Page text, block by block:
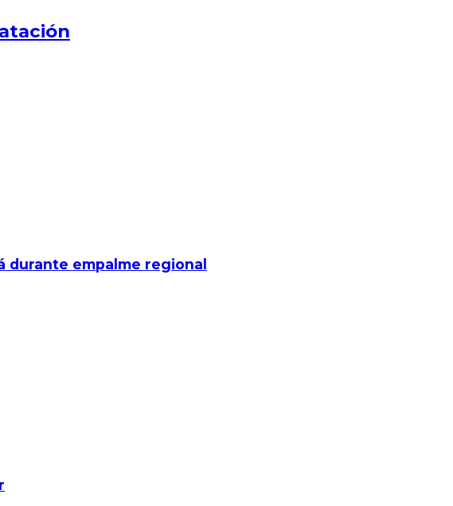
durante empalme regional